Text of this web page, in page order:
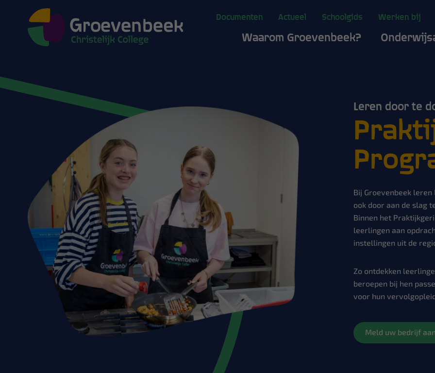
Documenten Actueel Schoolgids Werken bij
Waarom Groevenbeek?
Leren door te
Bij Groevenbeek
ook door aan de slag
Binnen het
leerlingen aan
instellingen uit de
Zo ontdekken
beroepen bij hen
voor hun
Meld uw bedrijf